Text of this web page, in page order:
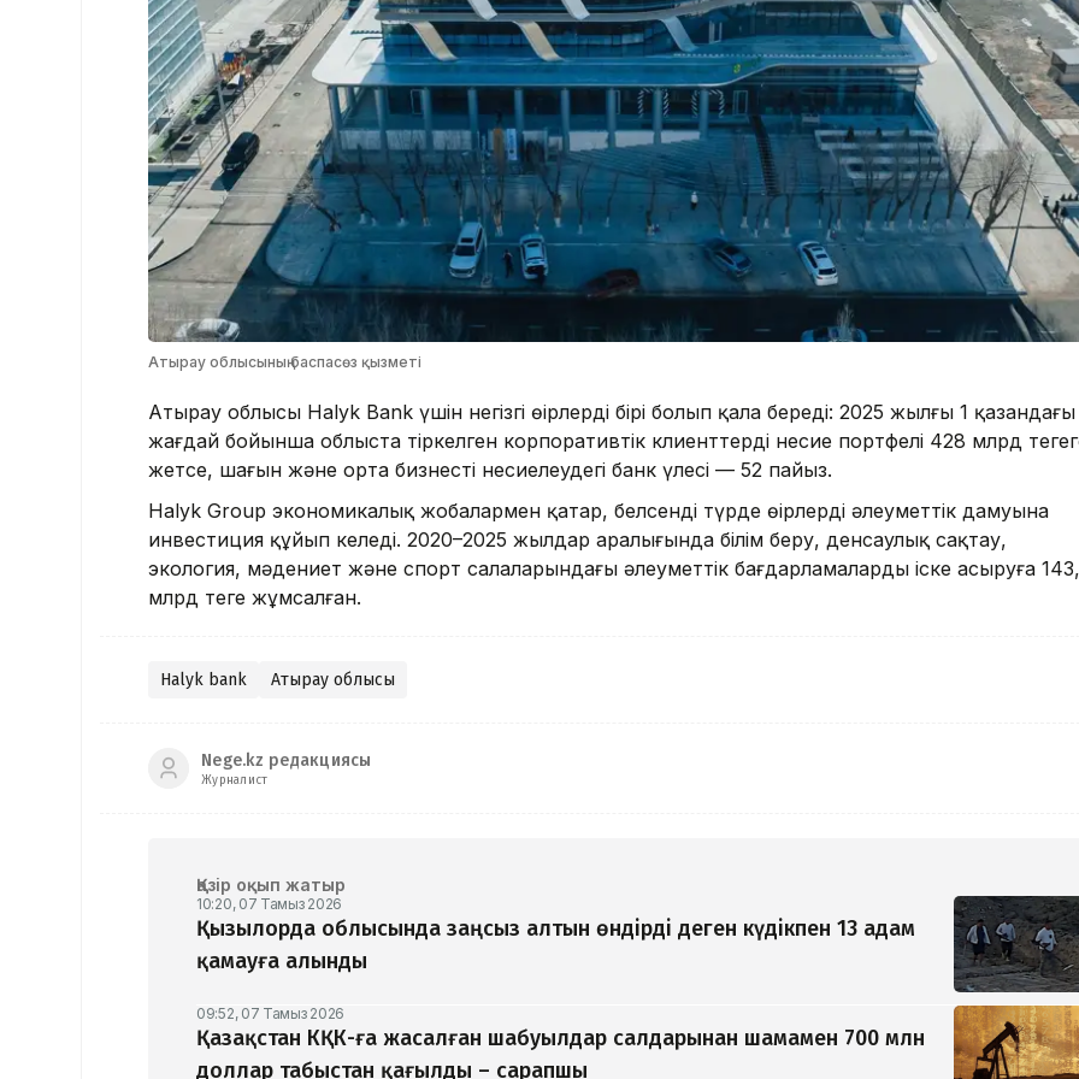
Атырау облысының баспасөз қызметі
Атырау облысы Halyk Bank үшін негізгі өңірлердің бірі болып қала береді: 2025 жылғы 1 қазандағы
жағдай бойынша облыста тіркелген корпоративтік клиенттердің несие портфелі 428 млрд
жетсе, шағын және орта бизнесті несиелеудегі банк үлесі — 52 пайыз.
Halyk Group экономикалық жобалармен қатар, белсенді түрде өңірлердің әлеуметтік дамуына
инвестиция құйып келеді. 2020–2025 жылдар аралығында білім беру, денсаулық сақтау,
экология, мәдениет және спорт салаларындағы әлеуметтік бағдарламаларды іске асыруға
млрд теңге жұмсалған.
Halyk bank Атырау облысы
Nege.kz редакциясы
Журналист
Қазір оқып жатыр
10:20, 07 Тамыз 2026
Қызылорда облысында заңсыз алтын өндірді деген күдікпен 13 адам
қамауға алынды
09:52, 07 Тамыз 2026
Қазақстан КҚК-ға жасалған шабуылдар салдарынан шамамен 700 млн
доллар табыстан қағылды – сарапшы